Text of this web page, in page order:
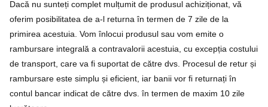
Dacă nu sunteți complet mulțumit de produsul achiziționat, vă
oferim posibilitatea de a-l returna în termen de 7 zile de la
primirea acestuia. Vom înlocui produsul sau vom emite o
rambursare integrală a contravalorii acestuia, cu excepția costului
de transport, care va fi suportat de către dvs. Procesul de retur și
rambursare este simplu și eficient, iar banii vor fi returnați în
contul bancar indicat de către dvs. în termen de maxim 10 zile